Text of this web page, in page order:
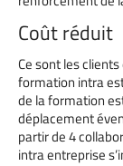
Coût réduit
Ce sont les
formation intra
de la formation
déplacement
partir de 4
intra entreprise